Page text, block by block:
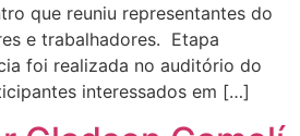
que reuniu representantes do
e trabalhadores. Etapa
foi realizada no auditório do
interessados em […]